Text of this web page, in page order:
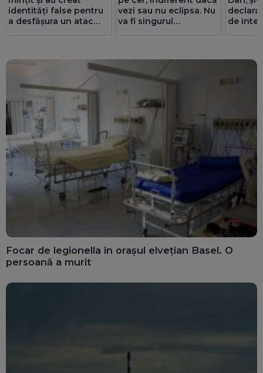
identități false pentru
a desfășura un atac
vezi sau nu eclipsa. Nu
va fi singurul
de
Focar de legionella în orașul elvețian Basel. O
persoană a murit